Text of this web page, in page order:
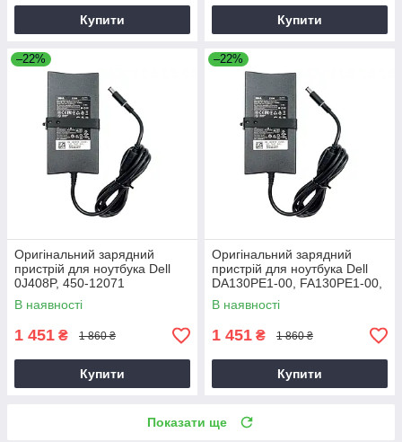
Купити Купити
–22%
Оригінальний зарядний
пристрій для ноутбука Dell
0J408P, 450-12071
В наявності
1 451 ₴ 1 860 ₴
Купити
–22%
Оригінальний зарядний
пристрій для ноутбука Dell
DA130PE1-00, FA130PE1-00,
HA130PM160
В наявності
1 451 ₴ 1 860 ₴
Купити
Показати ще